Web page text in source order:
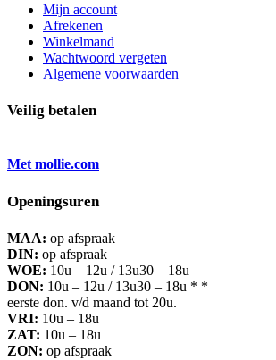
Mijn account
Afrekenen
Winkelmand
Wachtwoord vergeten
Algemene voorwaarden
Veilig betalen
Met mollie.com
Openingsuren
MAA: op afspraak
DIN: op afspraak
WOE: 10u – 12u / 13u30 – 18u
DON: 10u – 12u / 13u30 – 18u * *
eerste don. v/d maand tot 20u.
VRI: 10u – 18u
ZAT: 10u – 18u
ZON: op afspraak